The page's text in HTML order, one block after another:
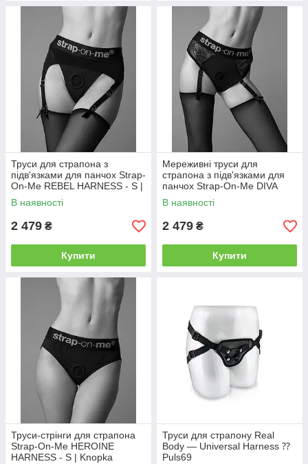
Труси для страпона з
підв'язками для панчох Strap-
On-Me REBEL HARNESS - S |
Knopka
В наявності
2 479 ₴
Купити
Мереживні труси для
страпона з підв'язками для
панчох Strap-On-Me DIVA
HARNESS - S | Knopka
В наявності
2 479 ₴
Купити
Труси-стрінги для страпона
Strap-On-Me HEROINE
HARNESS - S | Knopka
Труси для страпону Real
Body — Universal Harness ⁇
Puls69